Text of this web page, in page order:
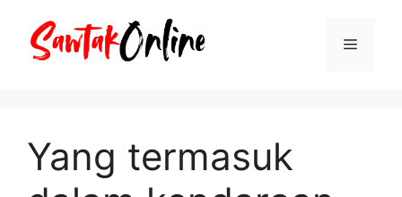
Menu
Yang termasuk